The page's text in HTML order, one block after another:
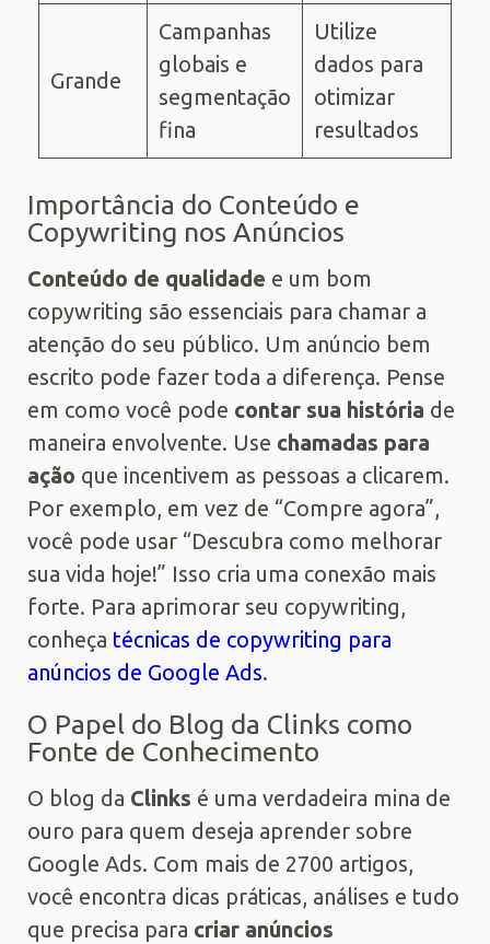
Grande
Campanhas
globais e
segmentação
fina
Utilize
dados para
otimizar
resultados
Importância do Conteúdo e
Copywriting nos Anúncios
Conteúdo de qualidade e um bom
copywriting são essenciais para chamar a
atenção do seu público. Um anúncio bem
escrito pode fazer toda a diferença. Pense
em como você pode contar sua história de
maneira envolvente. Use chamadas para
ação que incentivem as pessoas a clicarem.
Por exemplo, em vez de “Compre agora”,
você pode usar “Descubra como melhorar
sua vida hoje!” Isso cria uma conexão mais
forte. Para aprimorar seu copywriting,
conheça técnicas de copywriting para
anúncios de Google Ads.
O Papel do Blog da Clinks como
Fonte de Conhecimento
O blog da Clinks é uma verdadeira mina de
ouro para quem deseja aprender sobre
Google Ads. Com mais de 2700 artigos,
você encontra dicas práticas, análises e tudo
que precisa para criar anúncios